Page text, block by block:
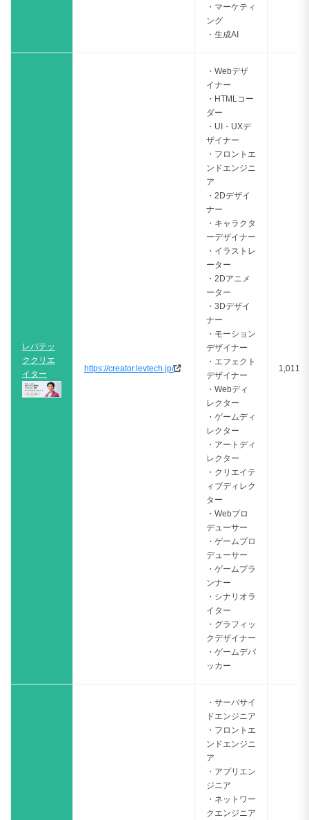
・マーケティ
ング
・生成AI
レバテッ
ククリエ
イター
https://creator.levtech.jp/
・Webデザ
イナー
・HTMLコー
ダー
・UI・UXデ
ザイナー
・フロントエ
ンドエンジニ
ア
・2Dデザイ
ナー
・キャラクタ
ーデザイナー
・イラストレ
ーター
・2Dアニメ
ーター
・3Dデザイ
ナー
・モーション
デザイナー
・エフェクト
デザイナー
・Webディ
レクター
・ゲームディ
レクター
・アートディ
レクター
・クリエイテ
ィブディレク
ター
・Webプロ
デューサー
・ゲームプロ
デューサー
・ゲームプラ
ンナー
・シナリオラ
イター
・グラフィッ
クデザイナー
・ゲームデバ
ッカー
1,011件
・サーバサイ
ドエンジニア
・フロントエ
ンドエンジニ
ア
・アプリエン
ジニア
・ネットワー
クエンジニア